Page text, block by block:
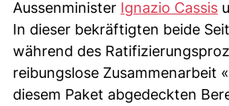
Aussenminister Ignazio Cassis
In dieser bekräftigten beide
während des
reibungslose Zusammenarbeit
diesem Paket abgedeckten